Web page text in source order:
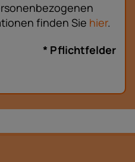
finden Sie hier.
* Pflichtfelder